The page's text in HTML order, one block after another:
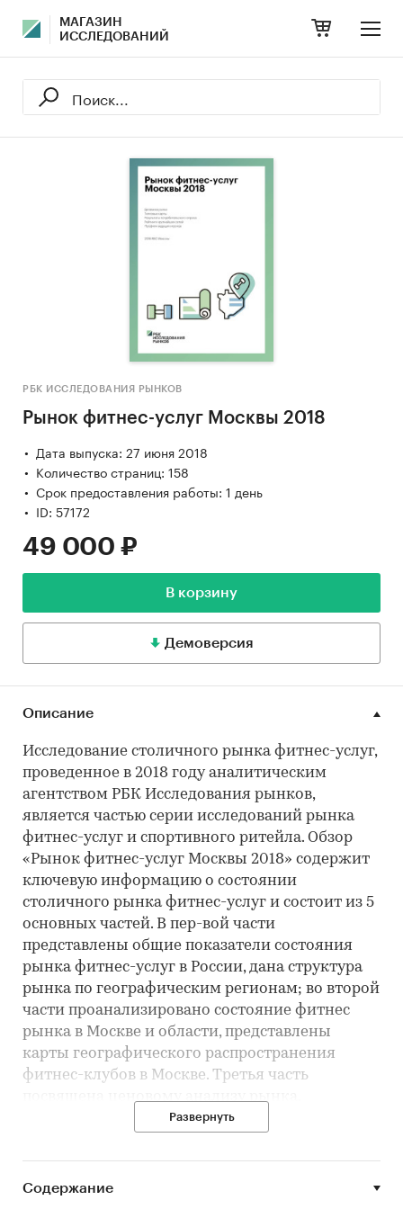
МАГАЗИН
ИССЛЕДОВАНИЙ
РБК ИССЛЕДОВАНИЯ РЫНКОВ
Рынок фитнес-услуг Москвы 2018
Дата выпуска: 27 июня 2018
Количество страниц: 158
Срок предоставления работы: 1 день
ID: 57172
49 000 ₽
В корзину
Демоверсия
Описание
Исследование столичного рынка фитнес-услуг,
проведенное в 2018 году аналитическим
агентством РБК Исследования рынков,
является частью серии исследований рынка
фитнес-услуг и спортивного ритейла. Обзор
«Рынок фитнес-услуг Москвы 2018» содержит
ключевую информацию о состоянии
столичного рынка фитнес-услуг и состоит из 5
основных частей. В пер-вой части
представлены общие показатели состояния
рынка фитнес-услуг в России, дана структура
рынка по географическим регионам; во второй
части проанализировано состояние фитнес
рынка в Москве и области, представлены
карты географического распространения
фитнес-клубов в Москве. Третья часть
посвящена ценовому анализу рынка,
выделены тенденции и сделан прогноз.
информацию о потребительском поведении на
столичном рынке фитнеса: приводятся ответы
Развернуть
Содержание